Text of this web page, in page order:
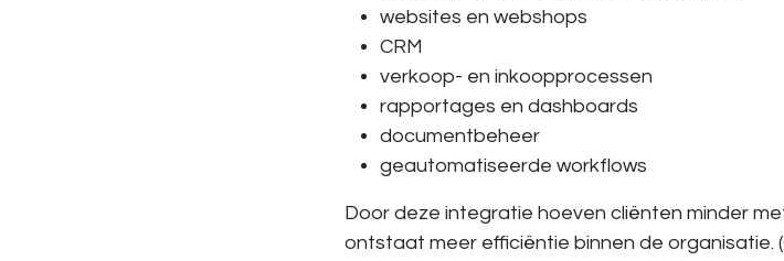
websites en webshops
CRM
verkoop- en inkoopprocessen
rapportages en dashboards
documentbeheer
geautomatiseerde workflows
Door deze integratie hoeven cliënten minder
ontstaat meer efficiëntie binnen de organisatie. (